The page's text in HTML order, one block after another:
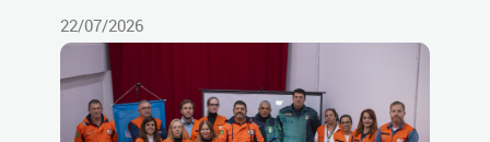
22/07/2026